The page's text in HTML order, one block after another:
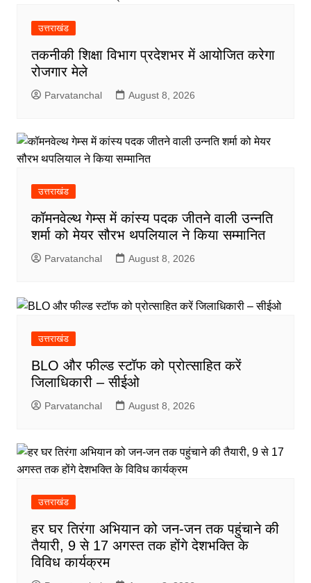
उत्तराखंड
तकनीकी शिक्षा विभाग प्रदेशभर में आयोजित करेगा
रोजगार मेले
Parvatanchal August 8, 2026
उत्तराखंड
कॉमनवेल्थ गेम्स में कांस्य पदक जीतने वाली उन्नति
शर्मा को मेयर सौरभ थपलियाल ने किया सम्मानित
Parvatanchal August 8, 2026
उत्तराखंड
BLO और फील्ड स्टॉफ को प्रोत्साहित करें
जिलाधिकारी – सीईओ
Parvatanchal August 8, 2026
उत्तराखंड
हर घर तिरंगा अभियान को जन-जन तक पहुंचाने की
तैयारी, 9 से 17 अगस्त तक होंगे देशभक्ति के
विविध कार्यक्रम